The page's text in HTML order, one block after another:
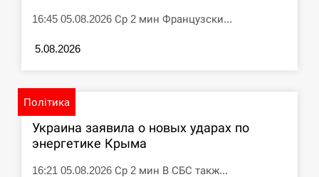
16:45 05.08.2026 Ср 2 мин Французски...
5.08.2026
Політика
Украина заявила о новых ударах по
энергетике Крыма
16:21 05.08.2026 Ср 2 мин В СБС такж...